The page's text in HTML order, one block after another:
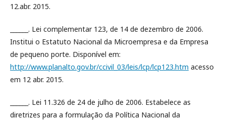
12.abr. 2015.
______. Lei complementar 123, de 14 de dezembro de 2006.
Institui o Estatuto Nacional da Microempresa e da Empresa
de pequeno porte. Disponível em:
http://www.planalto.gov.br/ccivil_03/leis/lcp/lcp123.htm acesso
em 12 abr. 2015.
______. Lei 11.326 de 24 de julho de 2006. Estabelece as
diretrizes para a formulação da Política Nacional da